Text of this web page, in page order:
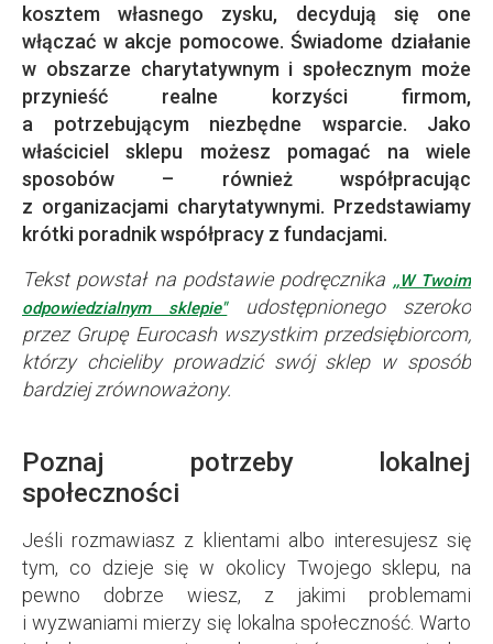
kosztem własnego zysku, decydują się one
włączać w akcje pomocowe. Świadome działanie
w obszarze charytatywnym i społecznym może
przynieść realne korzyści firmom,
a potrzebującym niezbędne wsparcie. Jako
właściciel sklepu możesz pomagać na wiele
sposobów – również współpracując
z organizacjami charytatywnymi. Przedstawiamy
krótki poradnik współpracy z fundacjami.
Tekst powstał na podstawie podręcznika ,,W Twoim
odpowiedzialnym sklepie"udostępnionego szeroko
przez Grupę Eurocash wszystkim przedsiębiorcom,
którzy chcieliby prowadzić swój sklep w sposób
bardziej zrównoważony.
Poznaj potrzeby lokalnej
społeczności
Jeśli rozmawiasz z klientami albo interesujesz się
tym, co dzieje się w okolicy Twojego sklepu, na
pewno dobrze wiesz, z jakimi problemami
i wyzwaniami mierzy się lokalna społeczność. Warto